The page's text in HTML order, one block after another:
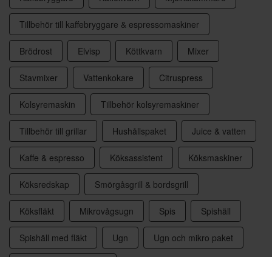
Tillbehör till kaffebryggare & espressomaskiner
Brödrost Elvisp Köttkvarn Mixer
Stavmixer Vattenkokare Citruspress
Kolsyremaskin Tillbehör kolsyremaskiner
Tillbehör till grillar Hushållspaket Juice & vatten
Kaffe & espresso Köksassistent Köksmaskiner
Köksredskap Smörgåsgrill & bordsgrill
Köksfläkt Mikrovågsugn Spis Spishäll
Spishäll med fläkt Ugn Ugn och mikro paket